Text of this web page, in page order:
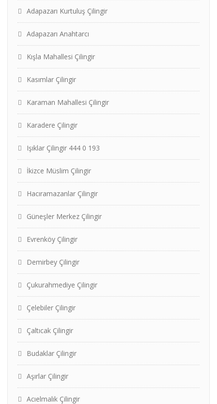
Adapazarı Kurtuluş Çilingir
Adapazarı Anahtarcı
Kışla Mahallesi Çilingir
Kasımlar Çilingir
Karaman Mahallesi Çilingir
Karadere Çilingir
Işıklar Çilingir 444 0 193
İkizce Müslim Çilingir
Hacıramazanlar Çilingir
Güneşler Merkez Çilingir
Evrenköy Çilingir
Demirbey Çilingir
Çukurahmediye Çilingir
Çelebiler Çilingir
Çaltıcak Çilingir
Budaklar Çilingir
Aşırlar Çilingir
Acıelmalık Çilingir